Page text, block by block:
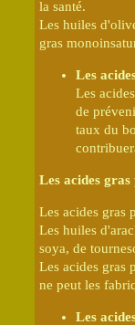
la santé.
Les huiles
gras
Les
Les
de
taux du
Les acides
Les acides gras
Les huiles
soya, de
Les acides gras
ne peut les
Les